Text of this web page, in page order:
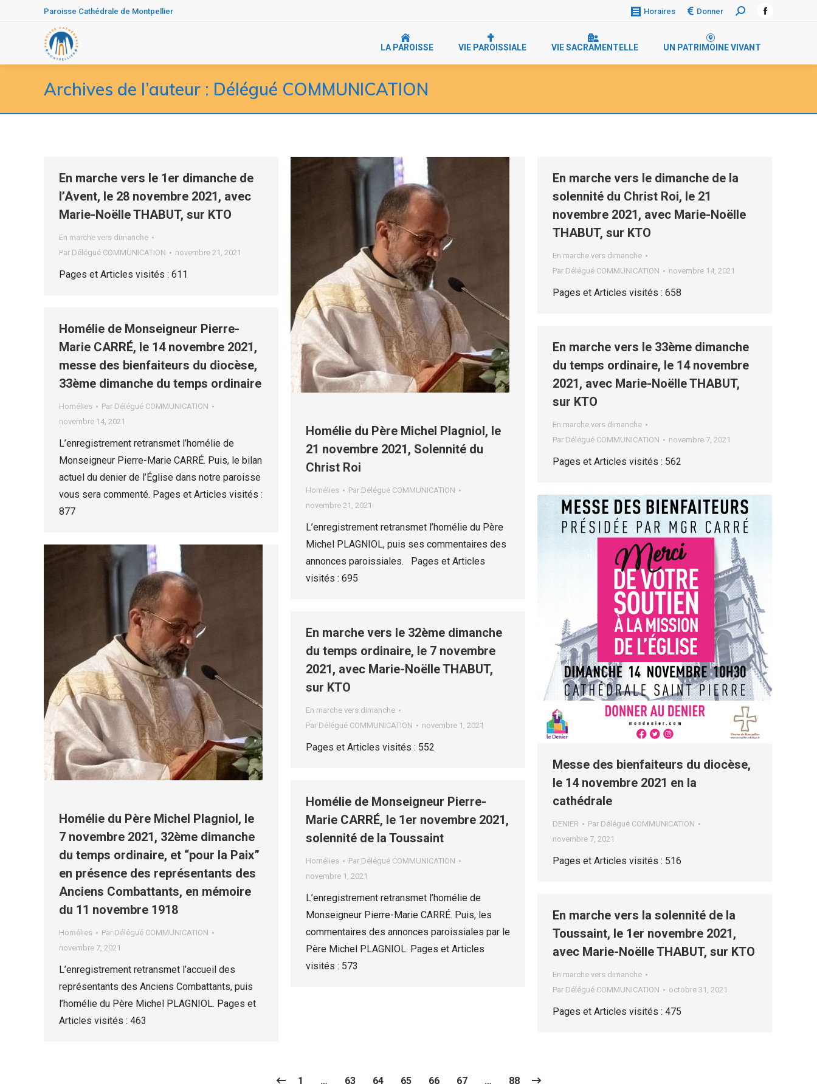
Paroisse Cathédrale de Montpellier Horaires Donner
Recherche
Facebook
in
LA PAROISSE VIE PAROISSIALE VIE SACRAMENTELLE UN PATRIMOINE VIVANT
Archives de l’auteur : Délégué COMMUNICATION
En marche vers le 1er dimanche de
l’Avent, le 28 novembre 2021, avec
Marie-Noëlle THABUT, sur KTO
En marche vers dimanche
Par Délégué COMMUNICATION novembre 21, 2021
Pages et Articles visités : 611
Homélie du Père Michel Plagniol, le
21 novembre 2021, Solennité du
Christ Roi
Homélies Par Délégué COMMUNICATION
novembre 21, 2021
L’enregistrement retransmet l’homélie du Père
Michel PLAGNIOL, puis ses commentaires des
annonces paroissiales. Pages et Articles
visités : 695
En marche vers le dimanche de la
solennité du Christ Roi, le 21
novembre 2021, avec Marie-Noëlle
THABUT, sur KTO
En marche vers dimanche
Par Délégué COMMUNICATION novembre 14, 2021
Pages et Articles visités : 658
Homélie de Monseigneur Pierre-
Marie CARRÉ, le 14 novembre 2021,
messe des bienfaiteurs du diocèse,
33ème dimanche du temps ordinaire
Homélies Par Délégué COMMUNICATION
novembre 14, 2021
L’enregistrement retransmet l’homélie de
Monseigneur Pierre-Marie CARRÉ. Puis, le bilan
actuel du denier de l’Église dans notre paroisse
vous sera commenté. Pages et Articles visités :
877
En marche vers le 33ème dimanche
du temps ordinaire, le 14 novembre
2021, avec Marie-Noëlle THABUT,
sur KTO
En marche vers dimanche
Par Délégué COMMUNICATION novembre 7, 2021
Pages et Articles visités : 562
Messe des bienfaiteurs du diocèse,
le 14 novembre 2021 en la
cathédrale
DENIER Par Délégué COMMUNICATION
novembre 7, 2021
Pages et Articles visités : 516
Homélie du Père Michel Plagniol, le
7 novembre 2021, 32ème dimanche
du temps ordinaire, et “pour la Paix”
en présence des représentants des
Anciens Combattants, en mémoire
du 11 novembre 1918
Homélies Par Délégué COMMUNICATION
novembre 7, 2021
L’enregistrement retransmet l’accueil des
représentants des Anciens Combattants, puis
l’homélie du Père Michel PLAGNIOL. Pages et
Articles visités : 463
En marche vers le 32ème dimanche
du temps ordinaire, le 7 novembre
2021, avec Marie-Noëlle THABUT,
sur KTO
En marche vers dimanche
Par Délégué COMMUNICATION novembre 1, 2021
Pages et Articles visités : 552
Homélie de Monseigneur Pierre-
Marie CARRÉ, le 1er novembre 2021,
solennité de la Toussaint
Homélies Par Délégué COMMUNICATION
novembre 1, 2021
L’enregistrement retransmet l’homélie de
Monseigneur Pierre-Marie CARRÉ. Puis, les
commentaires des annonces paroissiales par le
Père Michel PLAGNIOL. Pages et Articles
visités : 573
En marche vers la solennité de la
Toussaint, le 1er novembre 2021,
avec Marie-Noëlle THABUT, sur KTO
En marche vers dimanche
Par Délégué COMMUNICATION octobre 31, 2021
Pages et Articles visités : 475
1 … 63 64 65 66 67 … 88